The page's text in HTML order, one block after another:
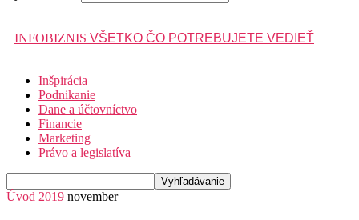
INFOBIZNIS VŠETKO ČO POTREBUJETE VEDIEŤ
Inšpirácia
Podnikanie
Dane a účtovníctvo
Financie
Marketing
Právo a legislatíva
Úvod 2019 november